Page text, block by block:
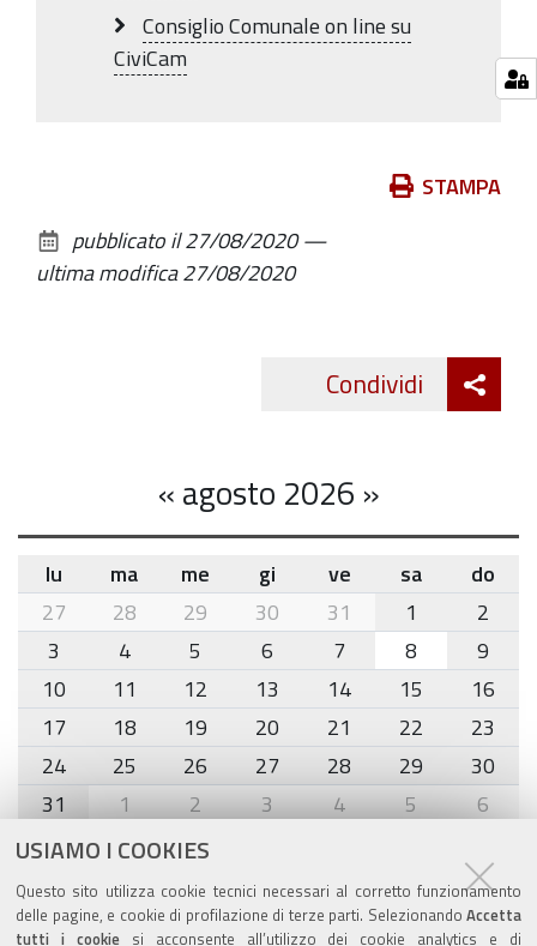
USIAMO I COOKIES
Questo sito utilizza cookie tecnici necessari al corretto funzionamento
delle pagine, e cookie di profilazione di terze parti. Selezionando Accetta
tutti i cookiesi acconsente all’utilizzo dei cookie analytics e di
Consiglio Comunale on line su
CiviCam
documento
STAMPA
pubblicato il27/08/2020—
ultima modifica27/08/2020
Condividi
«agosto 2026 »
month-
8
lu ma me gi ve sa
do
27
28 29 30 31 1
2
3
4 5 6 7 8
9
10
11 12 13 14 15
16
17
18 19 20 21 22
23
24
25 26 27 28 29
30
31
1 2 3 4 5 6
Agenda eventi
torna alla sezione